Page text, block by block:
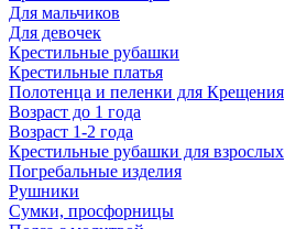
Для мальчиков
Для девочек
Крестильные рубашки
Крестильные платья
Полотенца и пеленки для Крещения
Возраст до 1 года
Возраст 1-2 года
Крестильные рубашки для взрослых
Погребальные изделия
Рушники
Сумки, просфорницы